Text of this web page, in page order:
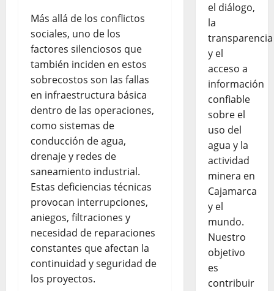
Más allá de los conflictos
sociales, uno de los
factores silenciosos que
también inciden en estos
sobrecostos son las fallas
en infraestructura básica
dentro de las operaciones,
como sistemas de
conducción de agua,
drenaje y redes de
saneamiento industrial.
Estas deficiencias técnicas
provocan interrupciones,
aniegos, filtraciones y
necesidad de reparaciones
constantes que afectan la
continuidad y seguridad de
los proyectos.
el diálogo,
la
transparencia
y el
acceso a
información
confiable
sobre el
uso del
agua y la
actividad
minera en
Cajamarca
y el
mundo.
Nuestro
objetivo
es
contribuir